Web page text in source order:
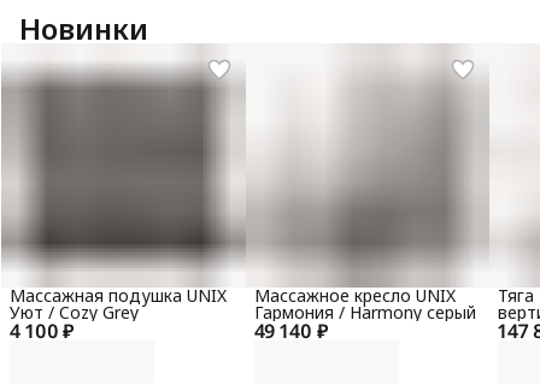
Новинки
4 100 ₽
Массажная подушка UNIX
Уют / Cozy Grey
49 140 ₽
Массажное кресло UNIX
Гармония / Harmony серый
147
100